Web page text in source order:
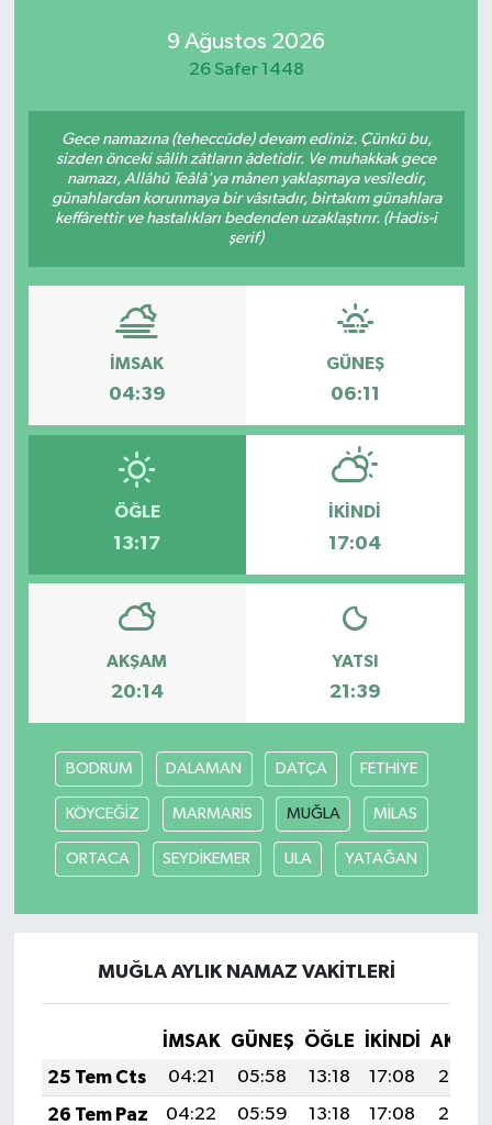
9 Ağustos 2026
26 Safer 1448
Gece namazına (teheccüde) devam ediniz. Çünkü bu,
sizden önceki sâlih zâtların âdetidir. Ve muhakkak gece
namazı, Allâhü Teâlâ'ya mânen yaklaşmaya vesîledir,
günahlardan korunmaya bir vâsıtadır, birtakım günahlara
keffârettir ve hastalıkları bedenden uzaklaştırır. (Hadis-i
şerif)
İMSAK
04:39
GÜNEŞ
06:11
ÖĞLE
13:17
İKINDI
17:04
AKŞAM
20:14
YATSI
21:39
BODRUM DALAMAN DATÇA FETHİYE
KÖYCEĞİZ MARMARİS MUĞLA MİLAS
ORTACA SEYDİKEMER ULA YATAĞAN
MUĞLA AYLIK NAMAZ VAKITLERI
İMSAK GÜNEŞ ÖĞLE İKINDI
25 Tem Cts
04:21 05:58 13:18 17:08
20:28
26 Tem Paz
04:22 05:59 13:18 17:08
20:27